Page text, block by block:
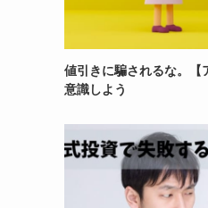
値引きに騙されるな。【
意識しよう